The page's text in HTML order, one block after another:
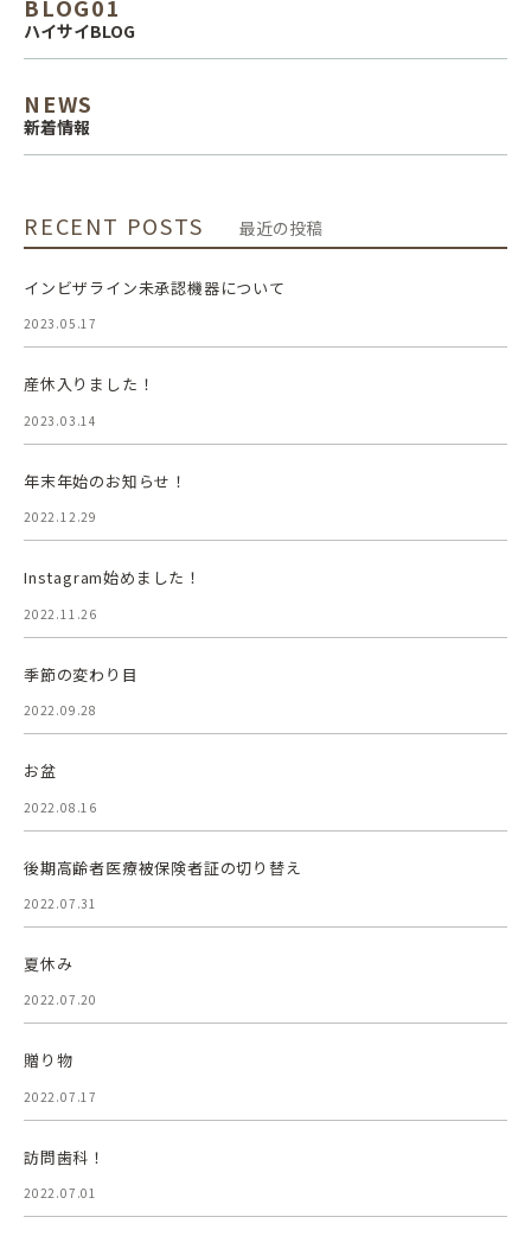
BLOG01
ハイサイBLOG
NEWS
新着情報
RECENT POSTS 最近の投稿
インビザライン未承認機器について
2023.05.17
産休入りました！
2023.03.14
年末年始のお知らせ！
2022.12.29
Instagram始めました！
2022.11.26
季節の変わり目
2022.09.28
お盆
2022.08.16
後期高齢者医療被保険者証の切り替え
2022.07.31
夏休み
2022.07.20
贈り物
2022.07.17
訪問歯科！
2022.07.01